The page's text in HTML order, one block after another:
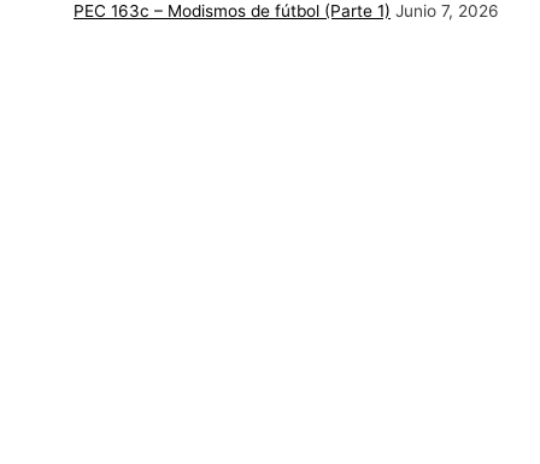
PEC 163c – Modismos de fútbol (Parte 1) Junio 7, 2026